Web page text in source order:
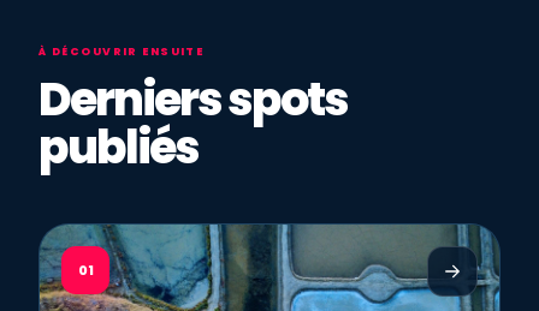
À DÉCOUVRIR ENSUITE
Derniers spots
publiés
01